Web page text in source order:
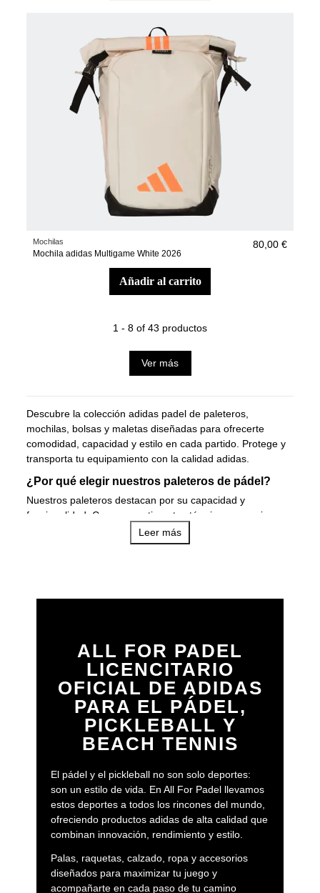
Mochilas
Mochila adidas Multigame White 2026
80,00 €
añadir al carrito
1 - 8 of 43 productos
Ver más
Descubre la colección adidas padel de paleteros,
mochilas, bolsas y maletas diseñadas para ofrecerte
comodidad, capacidad y estilo en cada partido. Protege y
transporta tu equipamiento con la calidad adidas.
¿Por qué elegir nuestros paleteros de pádel?
Nuestros paleteros destacan por su capacidad y
funcionalidad. Con compartimentos térmicos, espacio para
varias palas, ropa y accesorios, son la opción ideal para
jugadores que llevan todo su material a la pista.
adidas control verde 3.4y muchas más.
Ligeras, cómodas y con el espacio justo para lo esencial.
Ideales si buscas moverte con agilidad sin renunciar a la
protección de tus palas y accesorios.
Aquí tienes una selección de mochilas como
multigame negro 3.2,mochila protour antipatice 3.3
mochila adidas multigame arena 3.4
Si necesitas capacidad extra y quieres mantener tus palas
a la temperatura ideal, las bolsas adidas Padel son tu
mejor aliado. Con espacios separados para calzado y
accesorios, son perfectas para todo tipo de jugadores.
Tienes bolsas de padel como
bolsa weekend 3.4 Martita
Ortega,bolsa weekend negro y verde 3.1,bolsa grande
weekend azul 3.1
Leer más
ALL FOR PADEL
LICENCITARIO
OFICIAL DE ADIDAS
PARA EL PÁDEL,
PICKLEBALL Y
BEACH TENNIS
El pádel y el pickleball no son solo deportes:
son un estilo de vida. En All For Padel llevamos
estos deportes a todos los rincones del mundo,
ofreciendo productos adidas de alta calidad que
combinan innovación, rendimiento y estilo.
Palas, raquetas, calzado, ropa y accesorios
diseñados para maximizar tu juego y
acompañarte en cada paso de tu camino